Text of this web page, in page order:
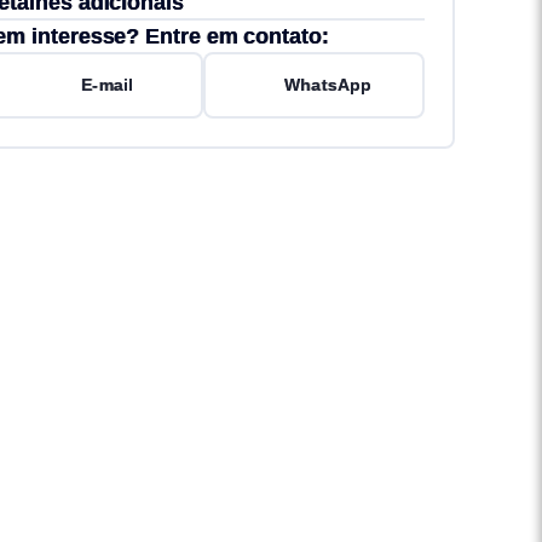
interesse? Entre em contato:
E-mail WhatsApp